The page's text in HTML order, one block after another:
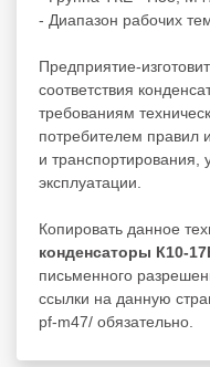
- Диапазон рабочих
Предприятие-
соответствия
требованиям
потребителем правил
и транспортирования,
эксплуатации.
Копировать данное
конденсаторы К10-
письменного
ссылки на данную
pf-m47/ обязательно.